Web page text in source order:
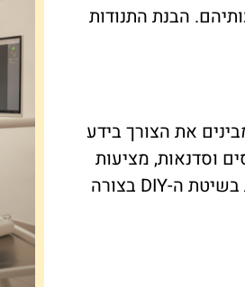
הבנת התנודות
את הצורך בידע
וסדנאות, מציעות
כלים ומידע חיוני בנושא זה, מה שמסייע במימוש פנסיה מוקדמת בשיטת ה-DIY בצורה